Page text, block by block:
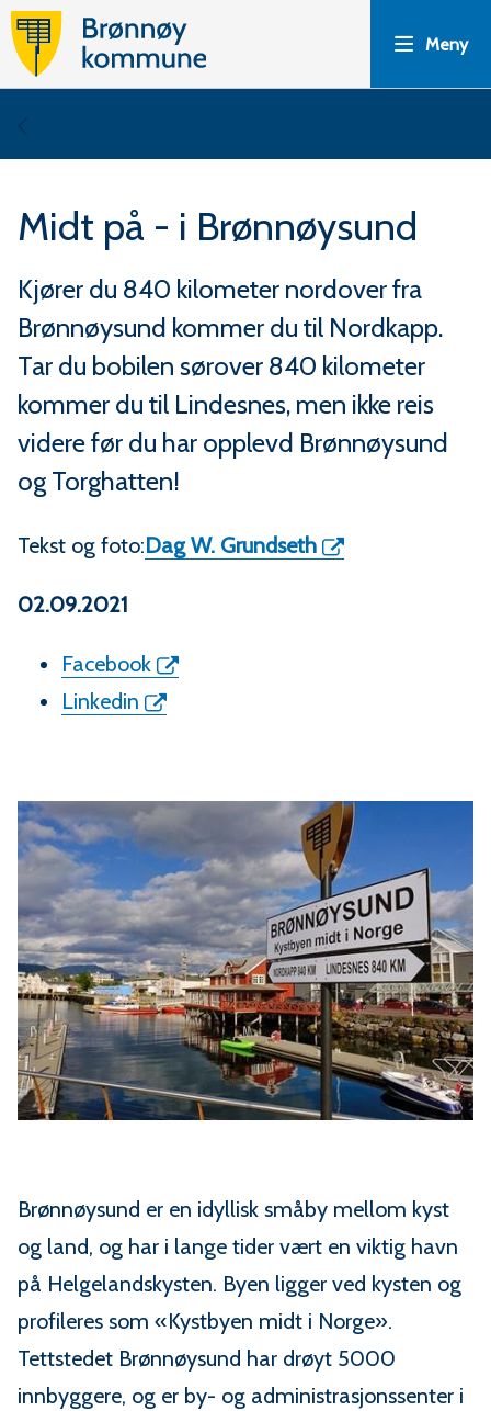
r
n
ø
y
k
o
m
Meny
her:
Midt på - i Brønnøysund
Kjører du 840 kilometer nordover fra
Brønnøysund kommer du til Nordkapp.
Tar du bobilen sørover 840 kilometer
kommer du til Lindesnes, men ikke reis
videre før du har opplevd Brønnøysund
og Torghatten!
Tekst og foto:Dag W. Grundseth
02.09.2021
Facebook
Linkedin
Brønnøysund er en idyllisk småby mellom kyst
og land, og har i lange tider vært en viktig havn
på Helgelandskysten. Byen ligger ved kysten og
profileres som «Kystbyen midt i Norge».
Tettstedet Brønnøysund har drøyt 5000
innbyggere, og er by- og administrasjonssenter i